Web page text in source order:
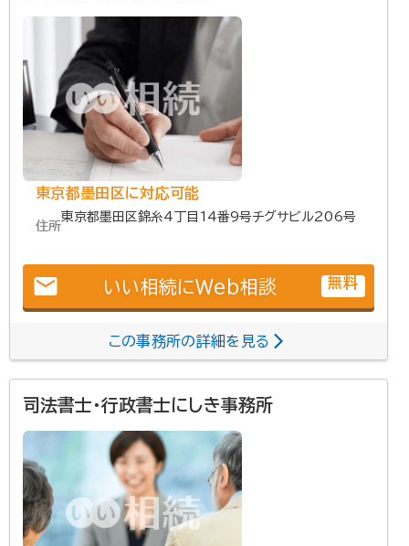
東京都墨田区に対応可能
住所
東京都墨田区錦糸4丁目14番9号チグサビル206号
email いい相続にWeb相談 無料
この事務所の詳細を見る
司法書士・行政書士にしき事務所